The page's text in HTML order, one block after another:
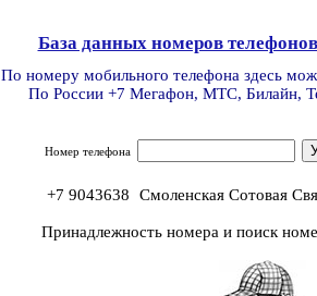
База данных номеров
По номеру мобильного телефона здесь
По России +7 Мегафон, МТС, Билайн,
Номер телефона
+7 9043638 Смоленская Сотовая
Принадлежность номера и поиск